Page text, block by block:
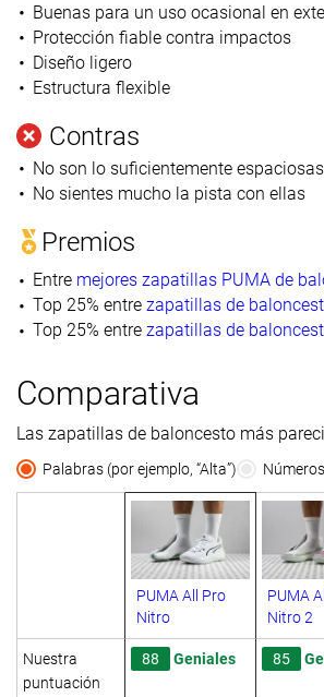
Buenas para un uso ocasional en
Protección fiable contra impactos
Diseño ligero
Estructura flexible
Contras
No son lo suficientemente
No sientes mucho la pista con ellas
Premios
Entre mejores zapatillas PUMA de
Top 25% entre zapatillas de
Top 25% entre zapatillas de
Comparativa
Las zapatillas de baloncesto más
Palabras (por ejemplo, “Alta”)
PUMA All Pro
Nitro
PUMA
Nitro 2
Nuestra
puntuación
88 Geniales 85